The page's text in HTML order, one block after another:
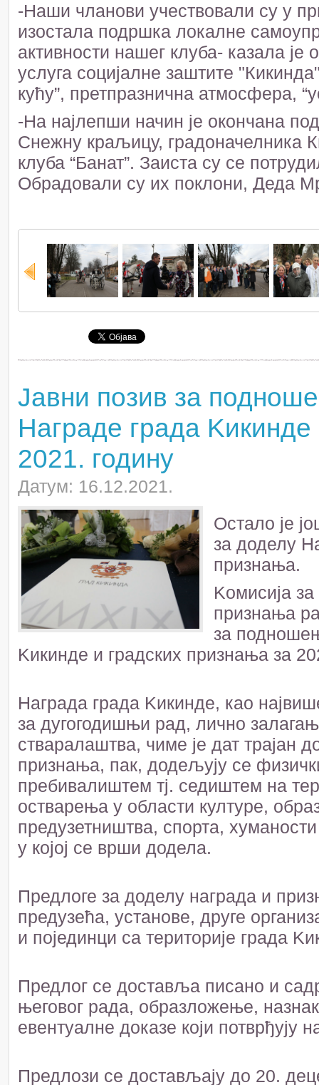
-Наши чланови учествовали су у
изостала подршка локалне
активности нашег клуба- казала
услуга социјалне заштите
кућу”, претпразнична атмосфера,
-На најлепши начин је окончана
Снежну краљицу, градоначелника
клуба “Банат”. Заиста су се
Обрадовали су их поклони, Деда
Јавни позив за
Награде града
2021. годину
Датум: 16.12.2021.
Остало је
за доделу
признања.
Kомисија
признања
за
Kикинде и градских признања за
Награда града Kикинде, као
за дугогодишњи рад, лично
стваралаштва, чиме је дат трајан
признања, пак, додељују се
пребивалиштем тј. седиштем на
остварења у области културе,
предузетништва, спорта,
у којој се врши додела.
Предлоге за доделу награда и
предузећа, установе, друге
и појединци са територије града
Предлог се доставља писано и
његовог рада, образложење,
евентуалне доказе који потврђују
Предлози се достављају до 20.